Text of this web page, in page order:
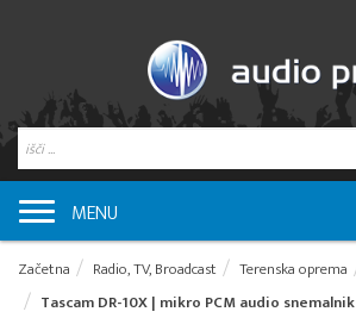
MENU
Začetna Radio, TV, Broadcast Terenska oprema
Tascam DR-10X | mikro PCM audio snemalnik